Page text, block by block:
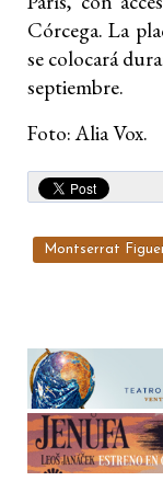
Córcega. La
se colocará
septiembre.
Foto: Alia Vox.
Montserrat